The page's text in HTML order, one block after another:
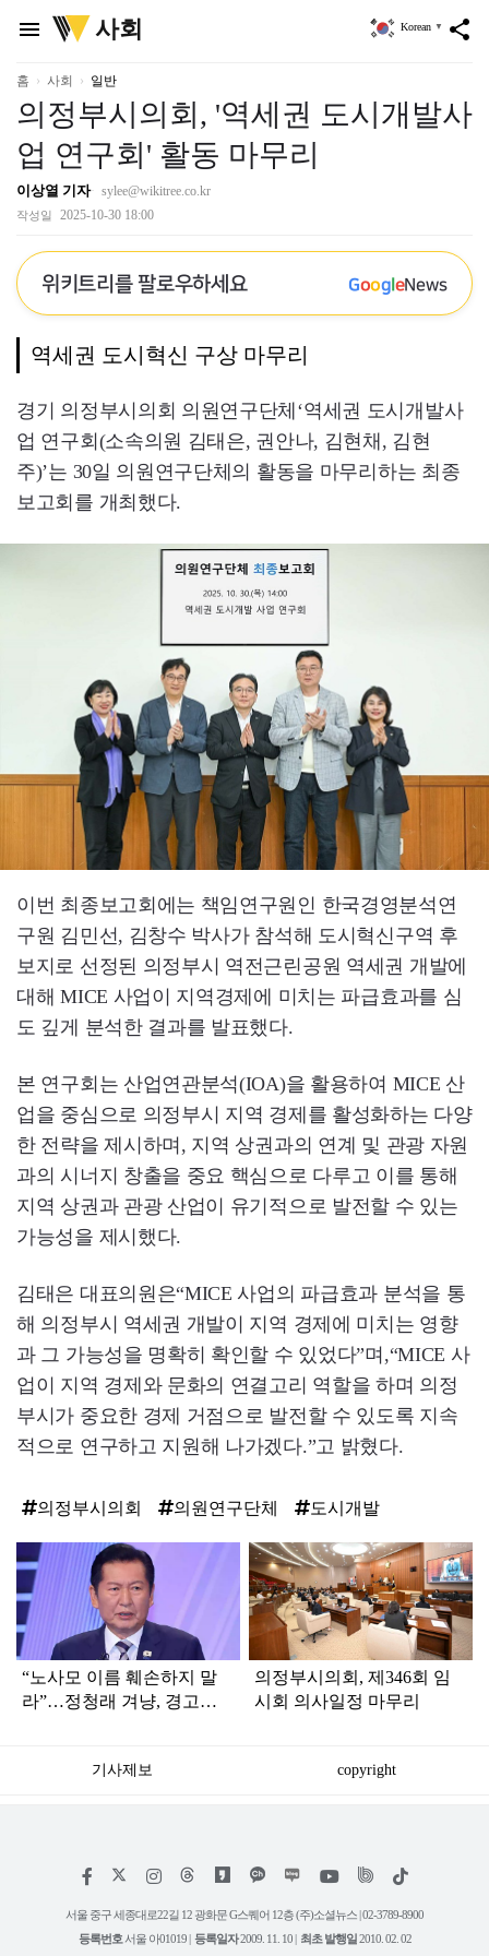
menu
위
키
리
사회 share
Korean ▼
홈 사회 일반
의정부시의회, '역세권 도시개발사
업 연구회' 활동 마무리
이상열 기자 sylee@wikitree.co.kr
작성일 2025-10-30 18:00
위키트리를 팔로우하세요 GoogleNews
역세권 도시혁신 구상 마무리
경기 의정부시의회 의원연구단체‘역세권 도시개발사
업 연구회(소속의원 김태은, 권안나, 김현채, 김현
주)’는 30일 의원연구단체의 활동을 마무리하는 최종
보고회를 개최했다.
이번 최종보고회에는 책임연구원인 한국경영분석연
구원 김민선, 김창수 박사가 참석해 도시혁신구역 후
보지로 선정된 의정부시 역전근린공원 역세권 개발에
대해 MICE 사업이 지역경제에 미치는 파급효과를 심
도 깊게 분석한 결과를 발표했다.
본 연구회는 산업연관분석(IOA)을 활용하여 MICE 산
업을 중심으로 의정부시 지역 경제를 활성화하는 다양
한 전략을 제시하며, 지역 상권과의 연계 및 관광 자원
과의 시너지 창출을 중요 핵심으로 다루고 이를 통해
지역 상권과 관광 산업이 유기적으로 발전할 수 있는
가능성을 제시했다.
김태은 대표의원은“MICE 사업의 파급효과 분석을 통
해 의정부시 역세권 개발이 지역 경제에 미치는 영향
과 그 가능성을 명확히 확인할 수 있었다”며,“MICE 사
업이 지역 경제와 문화의 연결고리 역할을 하며 의정
부시가 중요한 경제 거점으로 발전할 수 있도록 지속
적으로 연구하고 지원해 나가겠다.”고 밝혔다.
의정부시의회 의원연구단체 도시개발
탑
라
인
“노사모 이름 훼손하지 말
라”…정청래 겨냥, 경고장
의정부시의회, 제346회 임
시회 의사일정 마무리
기사제보 copyright
페
스
인
타
램
위
트
유
틱
서울 중구 세종대로22길 12 광화문 G스퀘어 12층 (주)소셜뉴스 | 02-3789-8900
등록번호 서울 아01019 | 등록일자2009. 11. 10 | 최초 발행일 2010. 02. 02